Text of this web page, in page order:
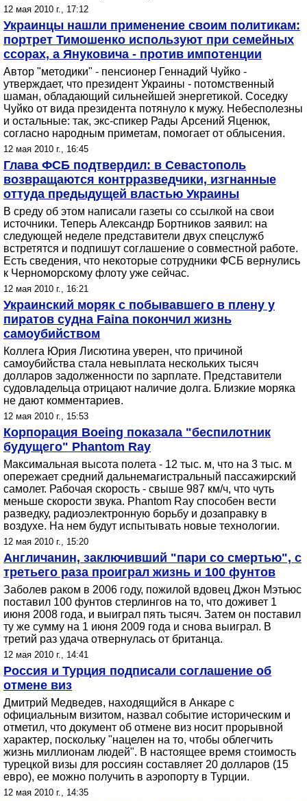
12 мая 2010 г., 17:12
Украинцы нашли применение своим политикам:
портрет Тимошенко используют при семейных
ссорах, а Януковича - против импотенции
Автор "методики" - пенсионер Геннадий Чуйко -
утверждает, что президент Украины - потомственный
шаман, обладающий сильнейшей энергетикой. Соседку
Чуйко от вида президента потянуло к мужу. Небесполезны
и остальные: так, экс-спикер Рады Арсений Яценюк,
согласно народным приметам, помогает от облысения.
12 мая 2010 г., 16:45
Глава ФСБ подтвердил: в Севастополь
возвращаются контрразведчики, изгнанные
оттуда предыдущей властью Украины
В среду об этом написали газеты со ссылкой на свои
источники. Теперь Александр Бортников заявил: на
следующей неделе представители двух спецслужб
встретятся и подпишут соглашение о совместной работе.
Есть сведения, что некоторые сотрудники ФСБ вернулись
к Черноморскому флоту уже сейчас.
12 мая 2010 г., 16:21
Украинский моряк с побывавшего в плену у
пиратов судна Faina покончил жизнь
самоубийством
Коллега Юрия Лисютина уверен, что причиной
самоубийства стала невыплата нескольких тысяч
долларов задолженности по зарплате. Представители
судовладельца отрицают наличие долга. Близкие моряка
не дают комментариев.
12 мая 2010 г., 15:53
Корпорация Boeing показала "беспилотник
будущего" Phantom Ray
Максимальная высота полета - 12 тыс. м, что на 3 тыс. м
опережает средний дальнемагистральный пассажирский
самолет. Рабочая скорость - свыше 987 км/ч, что чуть
меньше скорости звука. Phantom Ray способен вести
разведку, радиоэлектронную борьбу и дозаправку в
воздухе. На нем будут испытывать новые технологии.
12 мая 2010 г., 15:20
Англичанин, заключивший "пари со смертью", с
третьего раза проиграл жизнь и 100 фунтов
Заболев раком в 2006 году, пожилой вдовец Джон Мэтьюс
поставил 100 фунтов стерлингов на то, что доживет 1
июня 2008 года, и выиграл пять тысяч. Затем он поставил
ту же сумму на 1 июня 2009 года и снова выиграл. В
третий раз удача отвернулась от британца.
12 мая 2010 г., 14:41
Россия и Турция подписали соглашение об
отмене виз
Дмитрий Медведев, находящийся в Анкаре с
официальным визитом, назвал событие историческим и
отметил, что документ об отмене виз носит прорывной
характер, поскольку "нацелен на то, чтобы облегчить
жизнь миллионам людей". В настоящее время стоимость
турецкой визы для россиян составляет 20 долларов (15
евро), ее можно получить в аэропорту в Турции.
12 мая 2010 г., 14:35